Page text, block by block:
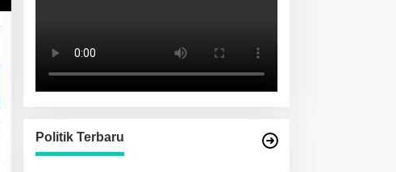
Politik Terbaru